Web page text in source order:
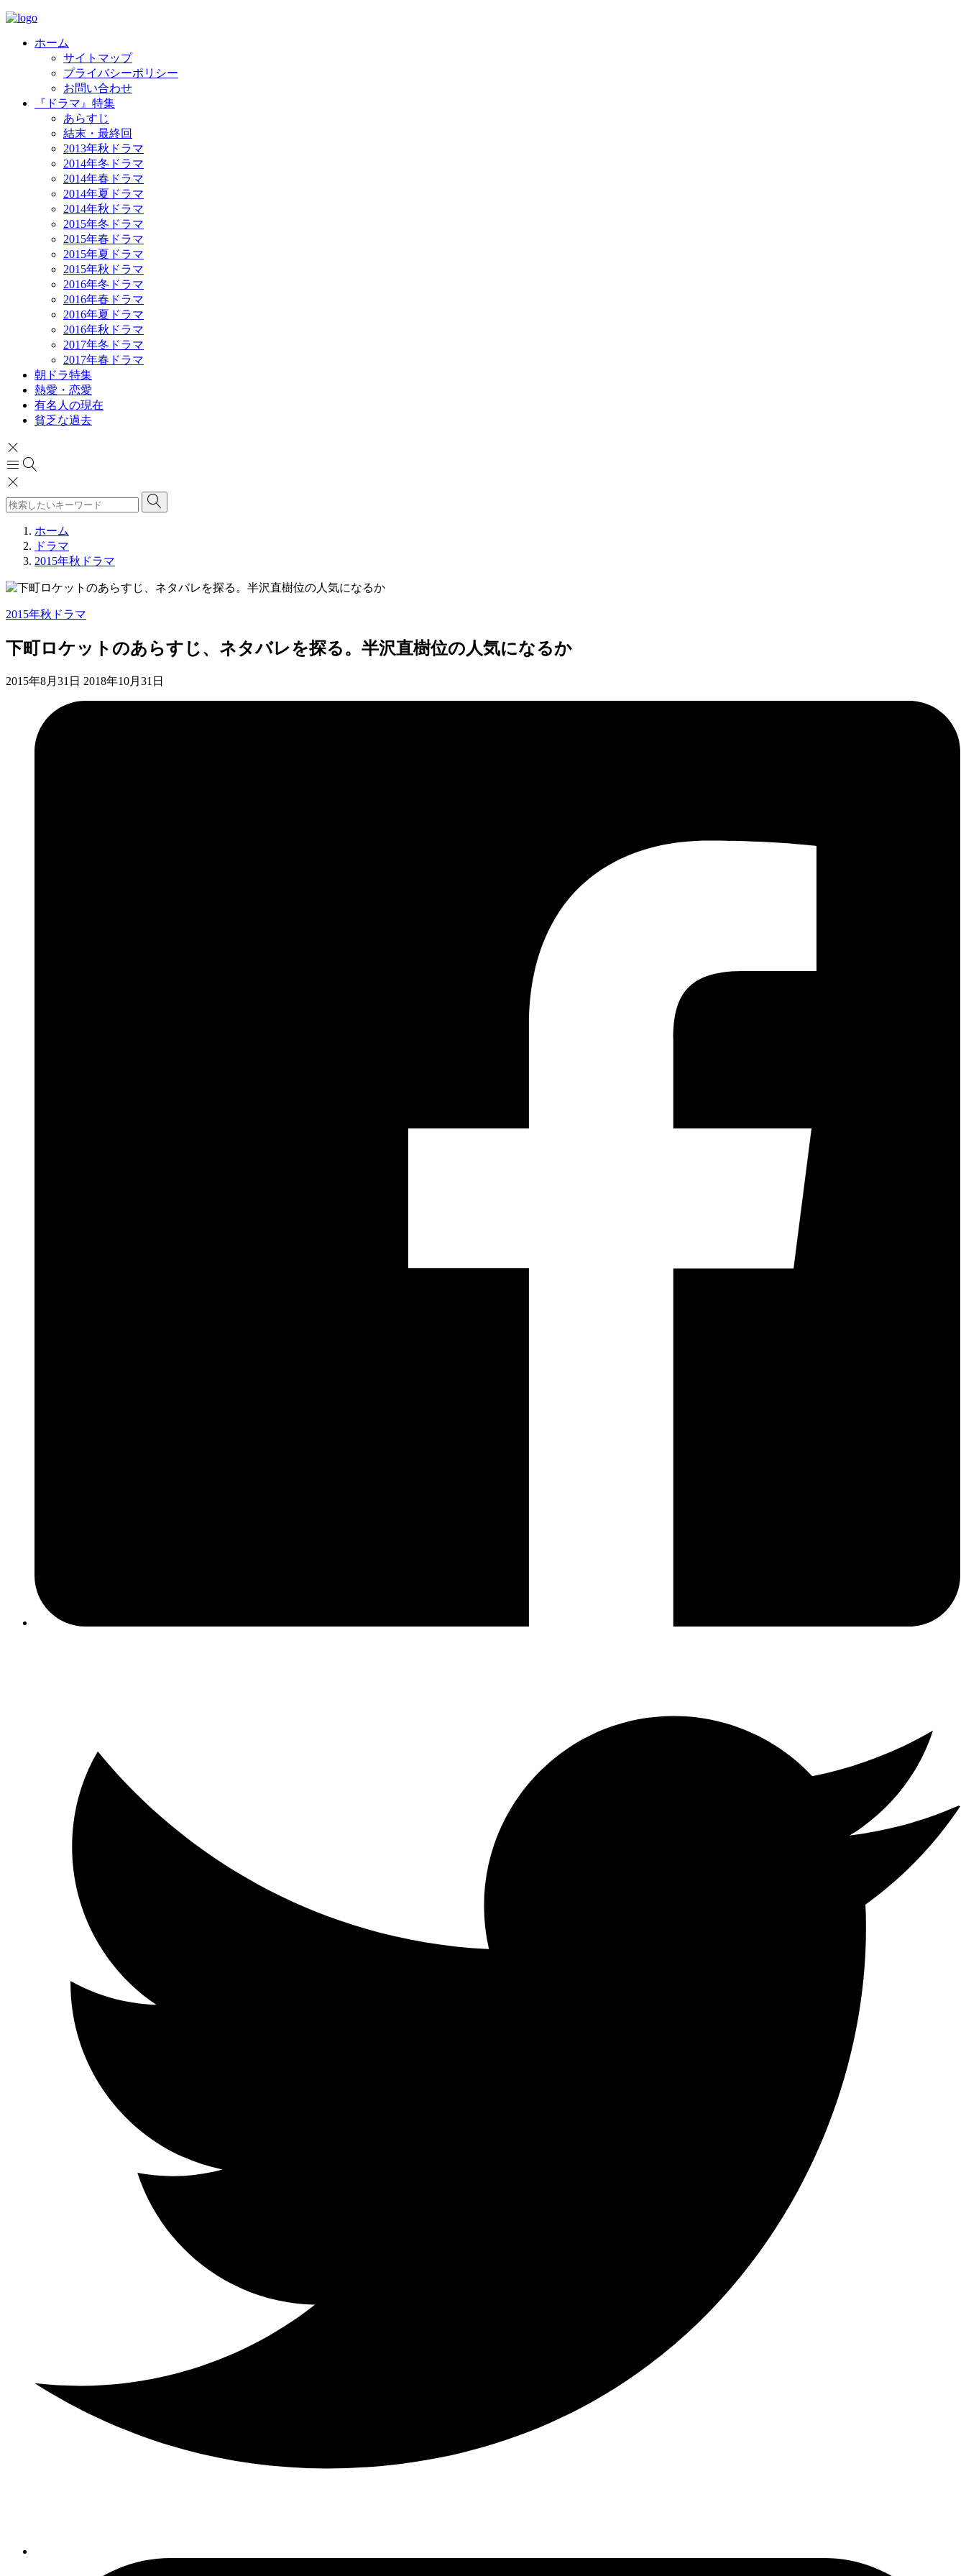
ホーム
サイトマップ
プライバシーポリシー
お問い合わせ
『ドラマ』特集
あらすじ
結末・最終回
2013年秋ドラマ
2014年冬ドラマ
2014年春ドラマ
2014年夏ドラマ
2014年秋ドラマ
2015年冬ドラマ
2015年春ドラマ
2015年夏ドラマ
2015年秋ドラマ
2016年冬ドラマ
2016年春ドラマ
2016年夏ドラマ
2016年秋ドラマ
2017年冬ドラマ
2017年春ドラマ
朝ドラ特集
熱愛・恋愛
有名人の現在
貧乏な過去
ホーム
ドラマ
2015年秋ドラマ
2015年秋ドラマ
下町ロケットのあらすじ、ネタバレを探る。半沢直樹位の人気になるか
2015年8月31日 2018年10月31日